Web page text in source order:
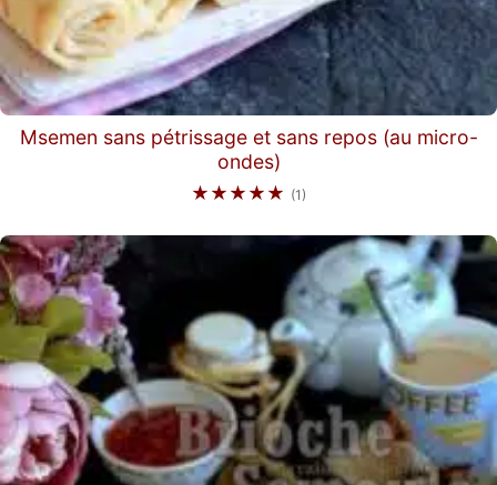
Msemen sans pétrissage et sans repos (au micro-
ondes)
★★★★★ (1)